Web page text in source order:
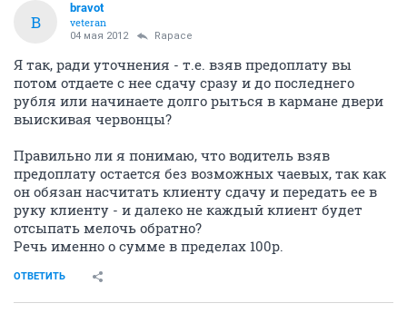
B
bravot
veteran
04 мая 2012 Rapace
Я так, ради уточнения - т.е. взяв предоплату вы
потом отдаете с нее сдачу сразу и до последнего
рубля или начинаете долго рыться в кармане двери
выискивая червонцы?
Правильно ли я понимаю, что водитель взяв
предоплату остается без возможных чаевых, так как
он обязан насчитать клиенту сдачу и передать ее в
руку клиенту - и далеко не каждый клиент будет
отсыпать мелочь обратно?
Речь именно о сумме в пределах 100р.
ОТВЕТИТЬ